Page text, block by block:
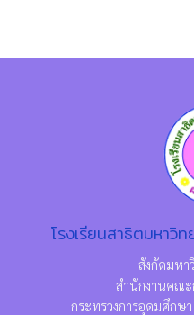
โรงเรียนสาธิตมหาวิ
สังกัดมหา
สำนักงานคณะ
กระทรวงการอุดมศึกษ